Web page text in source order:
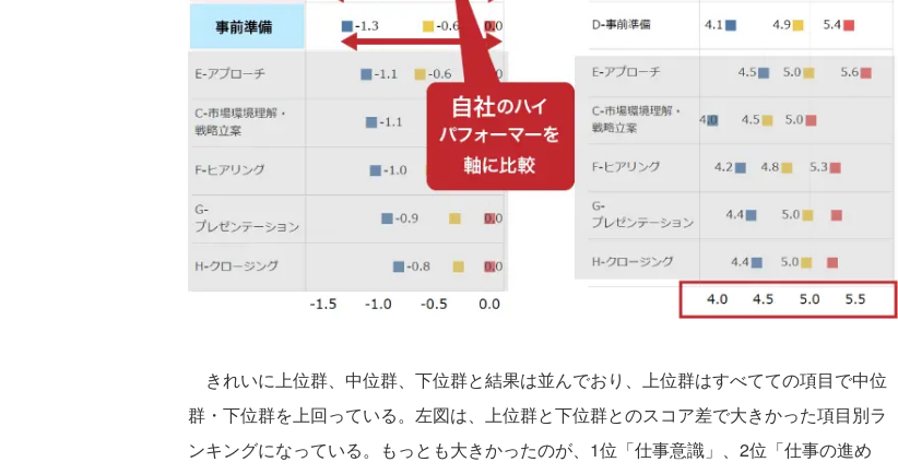
きれいに上位群、中位群、下位群と結果は並んでおり、上位群はすべてての項目で中位
群・下位群を上回っている。左図は、上位群と下位群とのスコア差で大きかった項目別ラ
ンキングになっている。もっとも大きかったのが、1位「仕事意識」、2位「仕事の進め